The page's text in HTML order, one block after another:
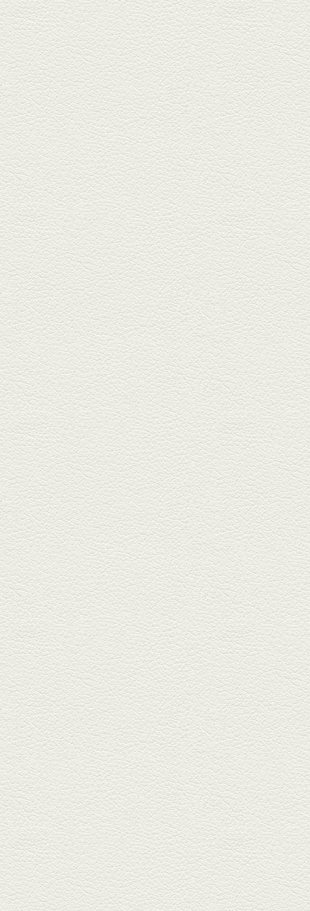
2026年1月30日放送
焼き餃子＆海老チリ
栄通りの路地奥、隠れ家的な店
『富富飯店 新市街酒家』へ。２
階に...
2026年1月9日放送
酢だこ＆焼ぎょうざ
健軍で人吉の有名店のぎょうざ
を！『松龍軒健軍店』で、味わ
いの刻...
2025年12月19日放送
おばんざい三種盛＆麻婆
豆腐
東区月出『中華酒場アガレヤ』
は、スパイスが効いた一味違う
中華が...
2025年11月28日放送
ごま鯛＆牛すじ大根
名店揃いの並木坂ドルハウスビ
ルに今年生まれた新たな名店、
『家庭...
2025年11月7日放送
贅沢馬刺し盛合せ＆極上
馬肉しゃぶしゃぶ
籠町通り『熊本郷土料理 酒ト肴
もなか』で熊本県産の馬肉料理
を！...
2025年10月17日放送
ヒレ焼き＆牛ひれ肉汁カ
レー
武蔵小路で人気の『ヒレ肉じゅ
んちゃん』へ。『銀ハイ』で乾
杯！ブ...
2025年9月26日放送
フォンダンエッグ＆二郎
系にんにくパスタ
北区麻生田の人気店『多酒多菜
満月』へ。『しろ』水割で乾
杯！出...
2025年9月5日放送
あくまのポテサラ＆変わ
り天ぷら盛り合わせ
武蔵小路の「たぬきと銀杏」で
自慢の「変わり天ぷら」を
「KAORU」...
2025年8月15日放送
お刺身盛り合わせ＆干物
盛りの七輪焼き
酒場通りの「食楽みかげ」は、
オーナーこだわりの魚料理が味
わえ...
2025年7月25日放送
朝ごはんプレート＆かん
ぱちのカマ(塩焼き)
並木坂では珍しい朝ごはんの店
「コルハコ」で昼飲みの刻。
「銀し...
2025年7月4日放送